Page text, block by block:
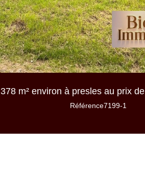
378 m² environ à presles au prix de
Référence7199-1